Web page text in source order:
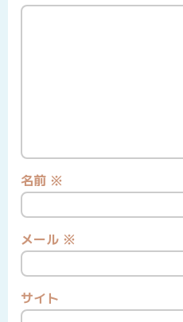
名前 ※
メール ※
サイト